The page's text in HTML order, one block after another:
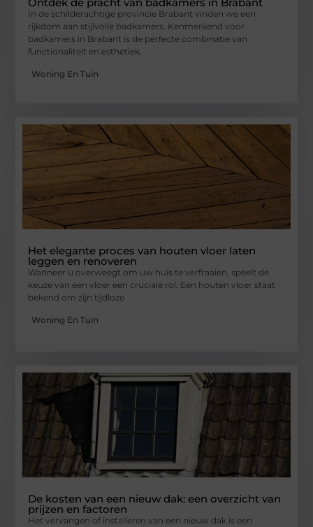
In de schilderachtige provincie Brabant vinden we een
rijkdom aan stijlvolle badkamers. Kenmerkend voor
badkamers in Brabant is de perfecte combinatie van
functionaliteit en esthetiek.
Woning En Tuin
Het elegante proces van houten vloer laten
leggen en renoveren
Wanneer u overweegt om uw huis te verfraaien, speelt de
keuze van een vloer een cruciale rol. Een houten vloer staat
bekend om zijn tijdloze
Woning En Tuin
De kosten van een nieuw dak: een overzicht van
prijzen en factoren
Het vervangen of installeren van een nieuw dak is een